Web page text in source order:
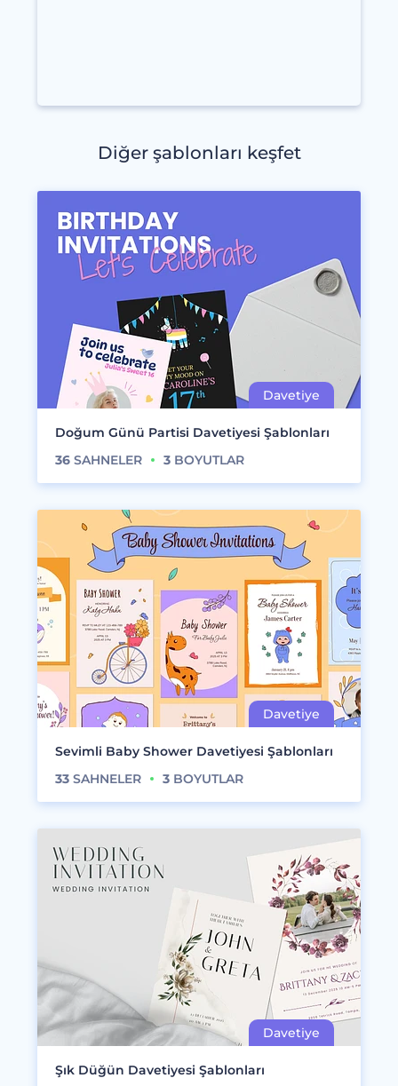
Diğer şablonları keşfet
Doğum Günü Partisi Davetiyesi Şablonları
36 SAHNELER 3 BOYUTLAR
Sevimli Baby Shower Davetiyesi Şablonları
33 SAHNELER 3 BOYUTLAR
Şık Düğün Davetiyesi Şablonları